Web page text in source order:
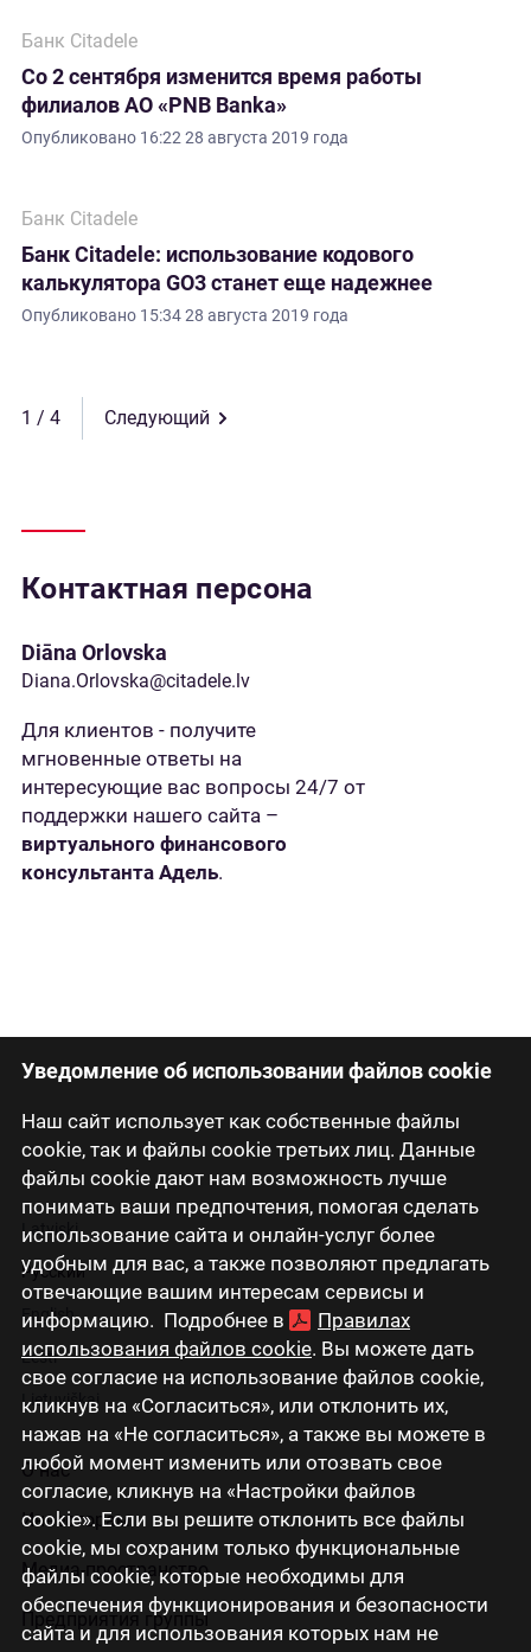
Уведомление об использовании файлов cookie
Наш сайт использует как собственные файлы
cookie, так и файлы cookie третьих лиц. Данные
файлы cookie дают нам возможность лучше
понимать ваши предпочтения, помогая сделать
использование сайта и онлайн-услуг более
удобным для вас, а также позволяют предлагать
отвечающие вашим интересам сервисы и
информацию. Подробнее в
Правилах
использования файлов cookie. Вы можете дать
свое согласие на использование файлов cookie,
кликнув на «Согласиться», или отклонить их,
нажав на «Не согласиться», а также вы можете в
любой момент изменить или отозвать свое
согласие, кликнув на «Настройки файлов
cookie». Если вы решите отклонить все файлы
cookie, мы сохраним только функциональные
файлы cookie, которые необходимы для
обеспечения функционирования и безопасности
сайта и для использования которых нам не
Банк Citadele
Со 2 сентября изменится время работы
филиалов АО «PNB Banka»
Опубликовано 16:22 28 августа 2019 года
Банк Citadele
Банк Citadele: использование кодового
калькулятора GO3 станет еще надежнее
Опубликовано 15:34 28 августа 2019 года
1 Следующий
Контактная персона
Diāna Orlovska
Diana.Orlovska@citadele.lv
Для клиентов - получите
мгновенные ответы на
интересующие вас вопросы 24/7 от
поддержки нашего сайта –
виртуального финансового
консультанта Адель.
Latviski
Русский
English
Eesti
Lietuviškai
О нас
Инвесторам
Медиа-пространство
Предприятия группы